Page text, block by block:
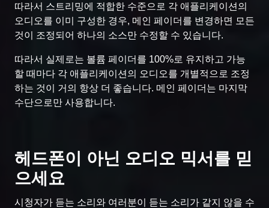
따라서 스트리밍에 적합한 수준으로 각 애플리케이션의
오디오를 이미 구성한 경우, 메인 페이더를 변경하면 모든
것이 조정되어 하나의 소스만 수정할 수 있습니다.
따라서 실제로는 볼륨 페이더를 100%로 유지하고 가능
할 때마다 각 애플리케이션의 오디오를 개별적으로 조정
하는 것이 거의 항상 더 좋습니다. 메인 페이더는 마지막
수단으로만 사용합니다.
헤드폰이 아닌 오디오 믹서를 믿
으세요
시청자가 듣는 소리와 여러분이 듣는 소리가 같지 않을 수